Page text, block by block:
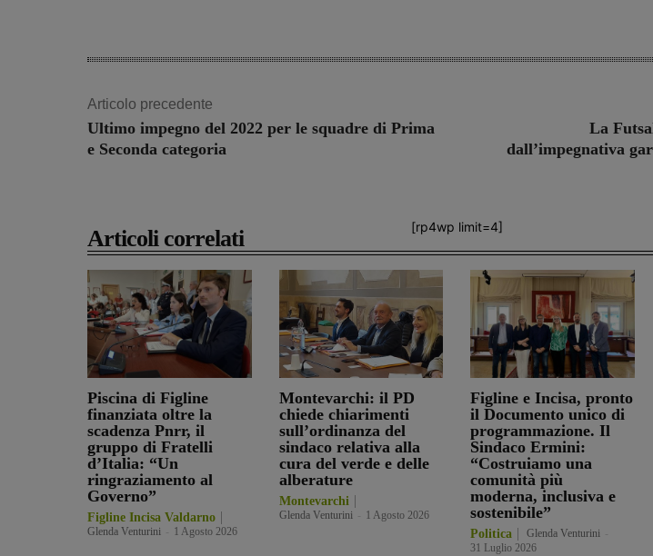
Articolo precedente
Ultimo impegno del 2022 per le squadre di Prima
e Seconda categoria
La
dall’impegnativa
[rp4wp limit=4]
Articoli correlati
Piscina di Figline
finanziata oltre la
scadenza Pnrr, il
gruppo di Fratelli
d’Italia: “Un
ringraziamento al
Governo”
Figline Incisa Valdarno
Glenda Venturini 1 Agosto 2026
Montevarchi: il PD
chiede chiarimenti
sull’ordinanza del
sindaco relativa alla
cura del verde e delle
alberature
Montevarchi
Glenda Venturini 1 Agosto 2026
Figline e Incisa, pronto
il Documento unico di
programmazione. Il
Sindaco Ermini:
“Costruiamo una
comunità più
moderna, inclusiva e
sostenibile”
Politica Glenda Venturini
31 Luglio 2026